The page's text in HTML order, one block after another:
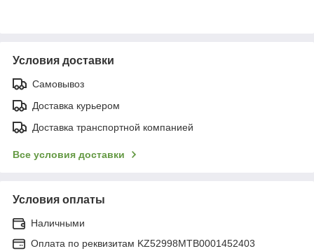
Условия доставки
Самовывоз
Доставка курьером
Доставка транспортной компанией
Все условия доставки
Условия оплаты
Наличными
Оплата по реквизитам KZ52998MTB0001452403